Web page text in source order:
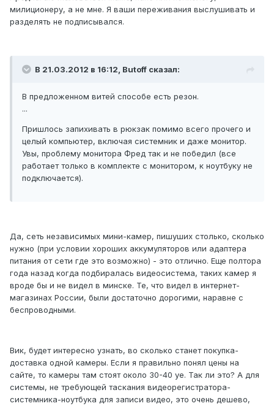
милиционеру, а не мне. Я ваши переживания выслушивать и
разделять не подписывался.
В 21.03.2012 в 16:12, Butoff сказал:
В предложенном витей способе есть резон.
...
Пришлось запихивать в рюкзак помимо всего прочего и
целый компьютер, включая системник и даже монитор.
Увы, проблему монитора Фред так и не победил (все
работает только в комплекте с монитором, к ноутбуку не
подключается).
Да, сеть независимых мини-камер, пишуших столько, сколько
нужно (при условии хороших аккумуляторов или адаптера
питания от сети где это возможно) - это отлично. Еще полтора
года назад когда подбиралась видеосистема, таких камер я
вроде бы и не видел в минске. Те, что видел в интернет-
магазинах России, были достаточно дорогими, наравне с
беспроводными.
Вик, будет интересно узнать, во сколько станет покупка-
доставка одной камеры. Если я правильно понял цены на
сайте, то камеры там стоят около 30-40 уе. Так ли это? А для
системы, не требующей таскания видеорегистратора-
системника-ноутбука для записи видео, это очень дешево,